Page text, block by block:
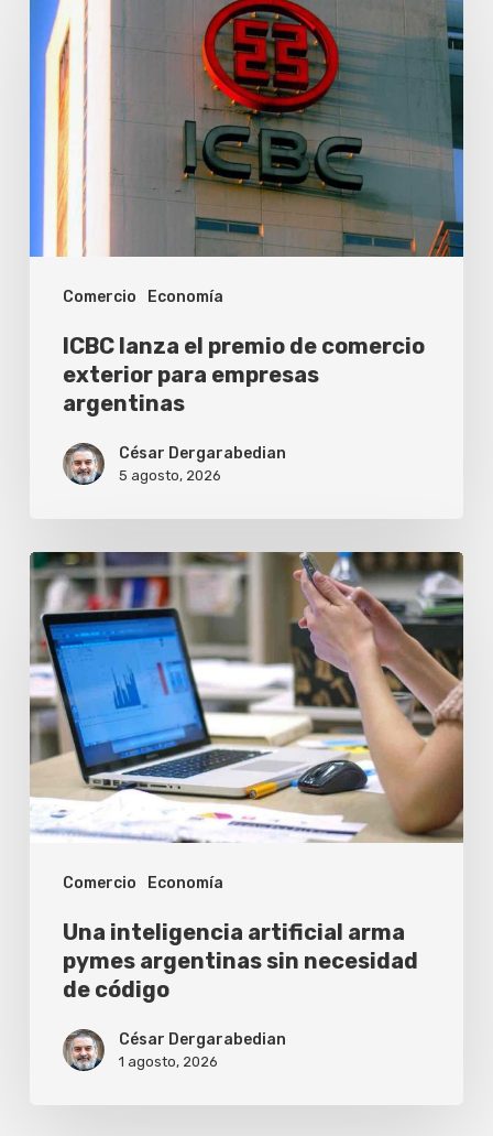
Comercio Economía
lanza
premio
comercio
exterior
para
empresas
argentinas
ICBC lanza el premio de comercio
exterior para empresas
argentinas
César Dergarabedian
5 agosto, 2026
Comercio Economía
Una
inteligencia
artificial
arma
pymes
argentinas
necesidad
código
Una inteligencia artificial arma
pymes argentinas sin necesidad
de código
César Dergarabedian
1 agosto, 2026